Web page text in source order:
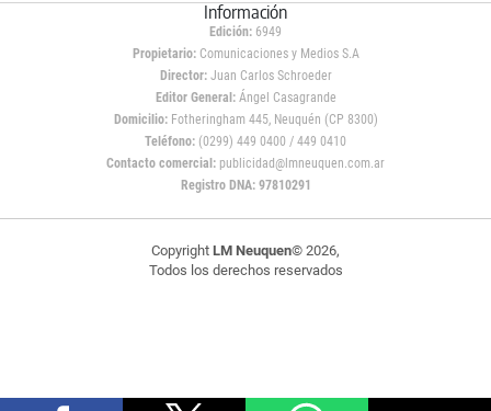
Información
Edición: 6949
Propietario:Comunicaciones y Medios S.A
Director: Juan Carlos Schroeder
Editor General:Ángel Casagrande
Domicilio:Fotheringham 445, Neuquén (CP 8300)
Teléfono: (0299) 449 0400 / 449 0410
Contacto comercial: publicidad@lmneuquen.com.ar
Registro DNA: 97810291
Copyright LM Neuquen© 2026,
Todos los derechos reservados